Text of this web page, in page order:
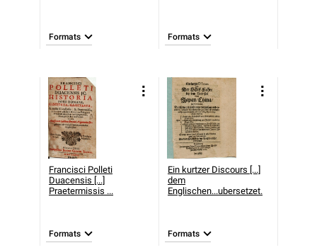
Formats Formats
Francisci Polleti
Duacensis [...]
Praetermissis ...
Formats
Ein kurtzer Discours [...]
dem
Englischen...ubersetzet.
Formats